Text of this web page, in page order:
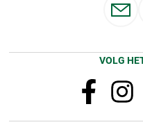
VOLG